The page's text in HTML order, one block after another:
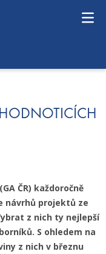
ČR) každoročně
návrhů projektů ze
z nich ty nejlepší
S ohledem na
z nich v březnu